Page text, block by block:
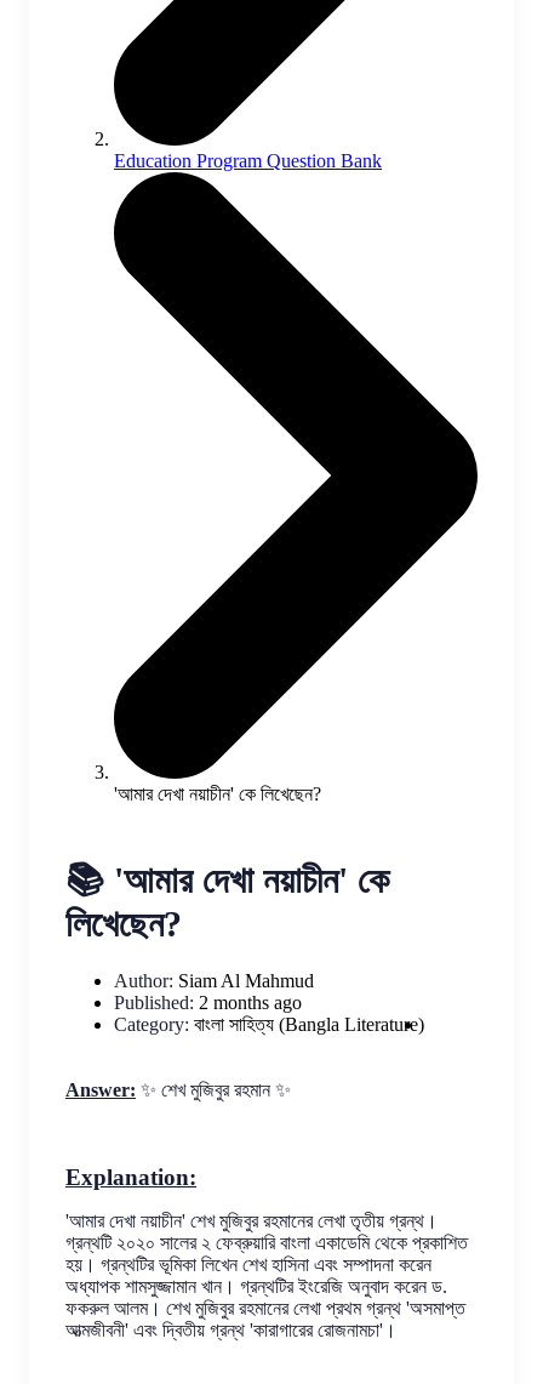
Education Program Question Bank
'আমার দেখা নয়াচীন' কে লিখেছেন?
📚 'আমার দেখা নয়াচীন' কে
লিখেছেন?
Author: Siam Al Mahmud
Published: 2 months ago
Category: বাংলা সাহিত্য (Bangla Literature)
Answer: ✨ শেখ মুজিবুর রহমান ✨
Explanation:
'আমার দেখা নয়াচীন' শেখ মুজিবুর রহমানের লেখা তৃতীয় গ্রন্থ।
গ্রন্থটি ২০২০ সালের ২ ফেব্রুয়ারি বাংলা একাডেমি থেকে প্রকাশিত
হয়। গ্রন্থটির ভূমিকা লিখেন শেখ হাসিনা এবং সম্পাদনা করেন
অধ্যাপক শামসুজ্জামান খান। গ্রন্থটির ইংরেজি অনুবাদ করেন ড.
ফকরুল আলম। শেখ মুজিবুর রহমানের লেখা প্রথম গ্রন্থ 'অসমাপ্ত
আত্মজীবনী' এবং দ্বিতীয় গ্রন্থ 'কারাগারের রোজনামচা'।